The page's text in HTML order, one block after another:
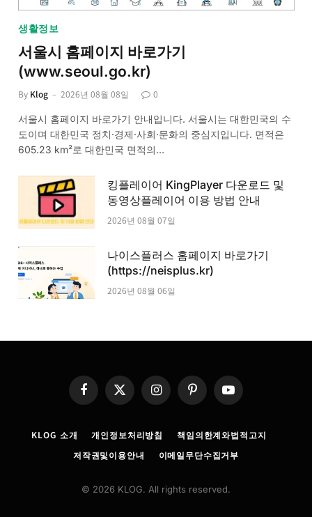
생활정보
서울시 홈페이지 바로가기
(www.seoul.go.kr)
By Klog 2026년 08월 08일 0
서울시 홈페이지 바로가기 안내입니다. 서울시는 대한민국의 수
도이며 대한민국 정치·경제·사회·문화의 중심지입니다. 면적은
605.23 km²로 대한민국 면적의…
킹플레이어 KingPlayer 다운로드 및
동영상플레이어 이용 방법 안내
2026년 08월 07일
나이스플러스 홈페이지 바로가기
(https://neisplus.kr)
2026년 08월 06일
Facebook
X
InstagramPinterestYouTube
KLOG 소개 개인정보처리방침
책임의한계와법적고지
저작권및이용안내
이메일무단수집거부
© 2026 KLOG. All rights reserved.